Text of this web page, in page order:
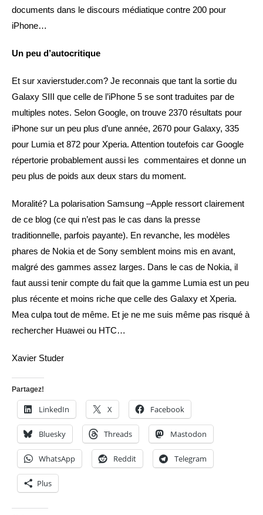
documents dans le discours médiatique contre 200 pour
iPhone…
Un peu d’autocritique
Et sur xavierstuder.com? Je reconnais que tant la sortie du
Galaxy SIII que celle de l’iPhone 5 se sont traduites par de
multiples notes. Selon Google, on trouve 2370 résultats pour
iPhone sur un peu plus d’une année, 2670 pour Galaxy, 335
pour Lumia et 872 pour Xperia. Attention toutefois car Google
répertorie probablement aussi les commentaires et donne un
peu plus de poids aux deux stars du moment.
Moralité? La polarisation Samsung –Apple ressort clairement
de ce blog (ce qui n’est pas le cas dans la presse
traditionnelle, parfois payante). En revanche, les modèles
phares de Nokia et de Sony semblent moins mis en avant,
malgré des gammes assez larges. Dans le cas de Nokia, il
faut aussi tenir compte du fait que la gamme Lumia est un peu
plus récente et moins riche que celle des Galaxy et Xperia.
Mea culpa tout de même. Et je ne me suis même pas risqué à
rechercher Huawei ou HTC…
Xavier Studer
Partagez!
LinkedIn X Facebook
Bluesky Threads Mastodon
WhatsApp Reddit Telegram
Plus